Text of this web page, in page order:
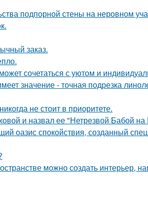
подпорной стены на неровном
заказ.
сочетаться с уютом и
значение - точная подрезка
не стоит в приоритете.
и назвал ее "Нетрезвой Бабой
оазис спокойствия, созданный
можно создать интерьер,